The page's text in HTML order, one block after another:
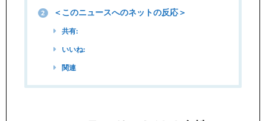
2 ＜このニュースへのネットの反応＞
共有:
いいね:
関連